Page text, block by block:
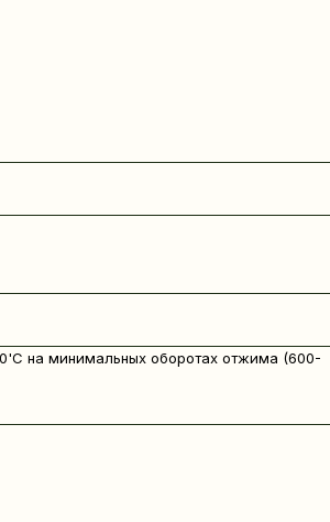
на минимальных оборотах отжима (600-